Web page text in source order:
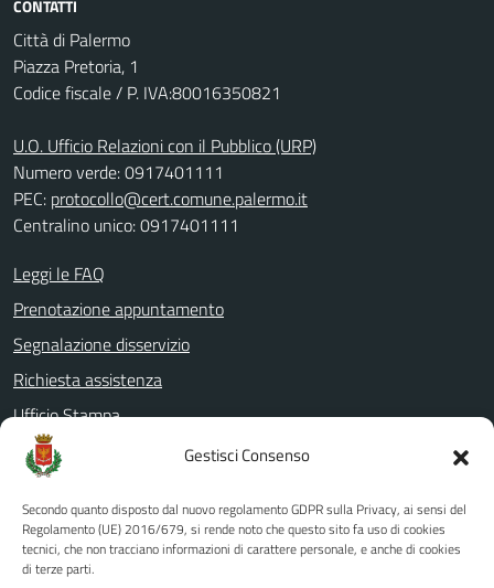
Gestisci Consenso
Secondo quanto disposto dal nuovo regolamento GDPR sulla Privacy, ai sensi del
Regolamento (UE) 2016/679, si rende noto che questo sito fa uso di cookies
tecnici, che non tracciano informazioni di carattere personale, e anche di cookies
di terze parti.
CONTATTI
Città di Palermo
Piazza Pretoria, 1
Codice fiscale / P. IVA:80016350821
U.O. Ufficio Relazioni con il Pubblico (URP)
Numero verde: 0917401111
PEC: protocollo@cert.comune.palermo.it
Centralino unico: 0917401111
Leggi le FAQ
Prenotazione appuntamento
Segnalazione disservizio
Richiesta assistenza
Ufficio Stampa
Amministrazione Trasparente
Albo pretorio
Informativa privacy
Note legali